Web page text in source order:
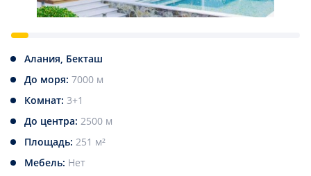
Алания, Бекташ
До моря: 7000 м
Комнат: 3+1
До центра: 2500 м
Площадь: 251 м²
Мебель: Нет